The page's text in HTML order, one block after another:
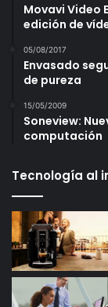
Movavi Video
edición de
05/08/2017
Envasado
de pureza
15/05/2009
Soneview:
computación
Tecnología al